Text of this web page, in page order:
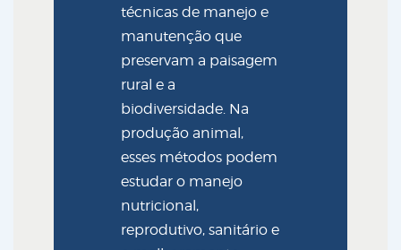
técnicas de manejo e
manutenção que
preservam a paisagem
rural e a
biodiversidade. Na
produção animal,
esses métodos podem
estudar o manejo
nutricional,
reprodutivo, sanitário e